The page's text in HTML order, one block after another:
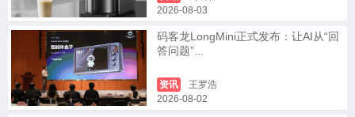
2026-08-03
码客龙LongMini正式发布：让AI从“回
答问题”...
资讯
王罗浩
2026-08-02